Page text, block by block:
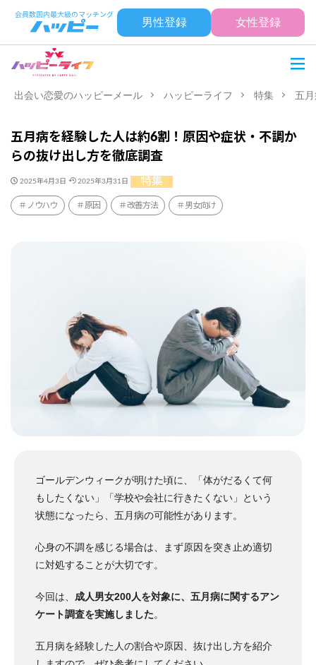
男性登録 女性登録
出会い恋愛のハッピーメール ハッピーライフ 特集 五
五月病を経験した人は約6割！原因や症状・不調か
らの抜け出し方を徹底調査
2025年4月3日 2025年3月31日 特集
ノウハウ 原因 改善方法 男女向け
ゴールデンウィークが明けた頃に、「体がだるくて何
もしたくない」「学校や会社に行きたくない」という
状態になったら、五月病の可能性があります。
心身の不調を感じる場合は、まず原因を突き止め適切
に対処することが大切です。
今回は、 成人男女200人を対象に、五月病に関するアン
ケート調査を実施しました。
五月病を経験した人の割合や原因、抜け出し方を紹介